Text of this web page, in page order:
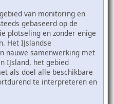
van monitoring en
gebaseerd op de
plotseling en zonder enige
Het IJslandse
nauwe samenwerking met
IJsland, het gebied
als doel alle beschikbare
te interpreteren en